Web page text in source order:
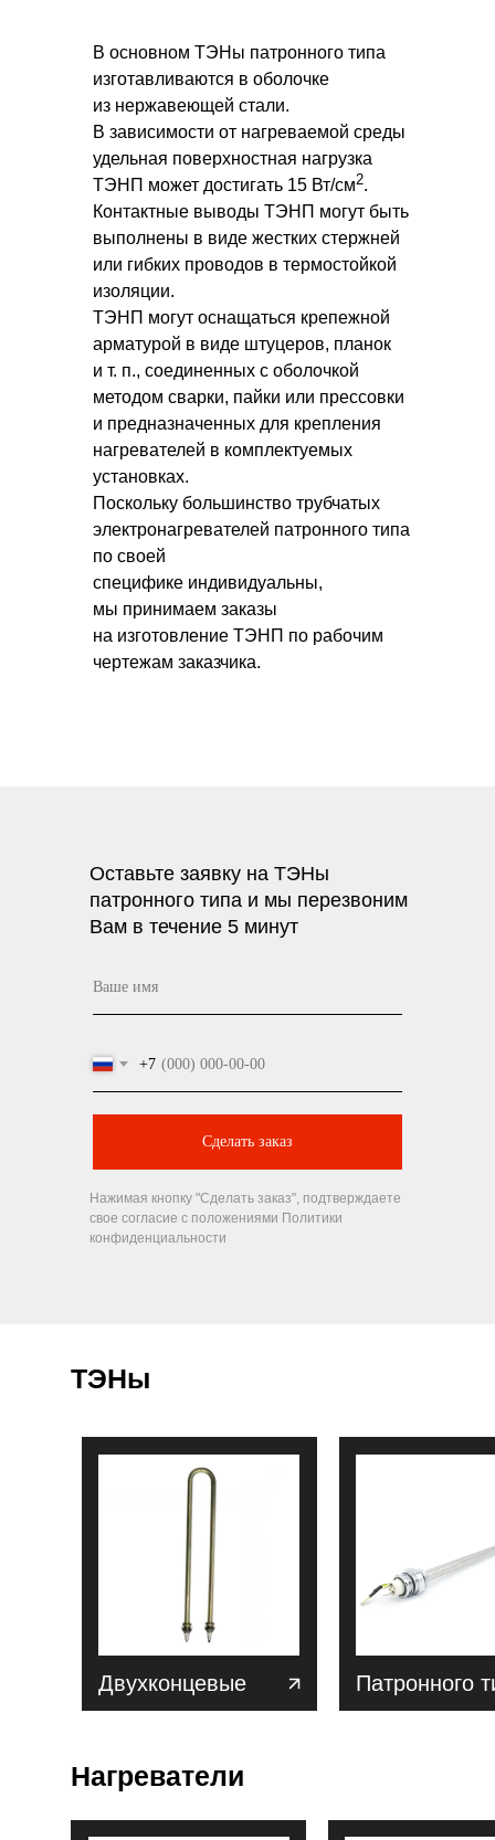
В основном ТЭНы патронного типа
изготавливаются в оболочке
из нержавеющей стали.
В зависимости от нагреваемой среды
удельная поверхностная нагрузка
ТЭНП может достигать 15 Вт/см2.
Контактные выводы ТЭНП могут быть
выполнены в виде жестких стержней
или гибких проводов в термостойкой
изоляции.
ТЭНП могут оснащаться крепежной
арматурой в виде штуцеров, планок
и т. п., соединенных с оболочкой
методом сварки, пайки или прессовки
и предназначенных для крепления
нагревателей в комплектуемых
установках.
Поскольку большинство трубчатых
электронагревателей патронного типа
по своей
специфике индивидуальны,
мы принимаем заказы
на изготовление ТЭНП по рабочим
чертежам заказчика.
Оставьте заявку на ТЭНы
патронного типа и мы перезвоним
Вам в течение 5 минут
+7
Сделать заказ
Нажимая кнопку "Сделать заказ", подтверждаете
свое согласие с положениями Политики
конфиденциальности
ТЭНы
Двухконцевые Патронного
Нагреватели